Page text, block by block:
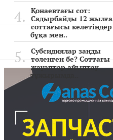
Қонаевтағы сот:
Садырбайды 12 жылға
соттағысы келетіндер
бұқа мен..
Субсидиялар заңды
төленген бе? Соттағы
жауаптар айыптау
тұжырымда..